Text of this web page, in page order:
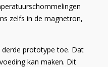
zelfs in de magnetron,
prototype toe. Dat
kan maken. Dit